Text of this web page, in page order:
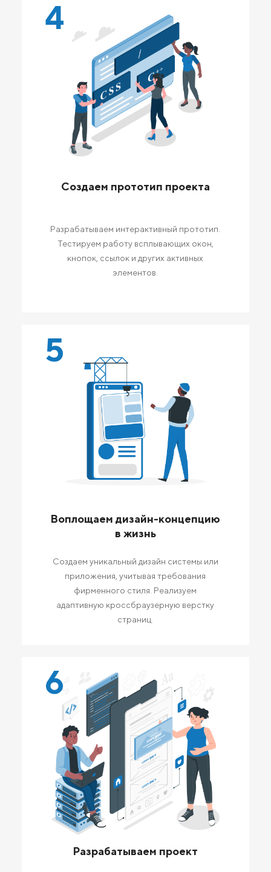
4
Создаем прототип проекта
Разрабатываем интерактивный прототип.
Тестируем работу всплывающих окон,
кнопок, ссылок и других активных
элементов.
5
Воплощаем дизайн-концепцию
в жизнь
Создаем уникальный дизайн системы или
приложения, учитывая требования
фирменного стиля. Реализуем
адаптивную кроссбраузерную верстку
страниц.
6
Разрабатываем проект